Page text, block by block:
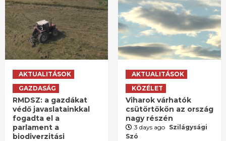
AKTUALITÁSOK
GAZDASÁG
RMDSZ: a gazdákat
védő javaslatainkkal
fogadta el a
parlament a
biodiverzitási
AKTUALITÁSOK
KÖZÉLET
Viharok várhatók
csütörtökön az ország
nagy részén
3 days ago Szilágysági
Szó